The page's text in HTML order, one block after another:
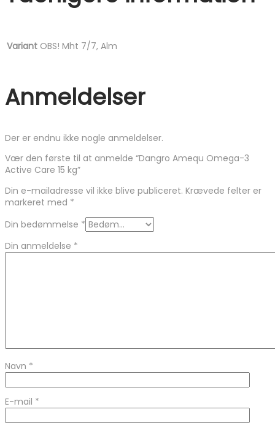
Variant OBS! Mht 7/7, Alm
Anmeldelser
Der er endnu ikke nogle anmeldelser.
Vær den første til at anmelde “Dangro Amequ Omega-3
Active Care 15 kg”
Din e-mailadresse vil ikke blive publiceret. Krævede felter er
markeret med *
Din bedømmelse *
Din anmeldelse *
Navn *
E-mail *